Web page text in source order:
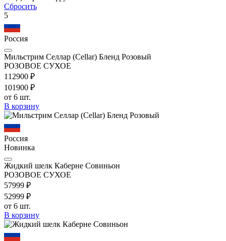
Сбросить
5
Россия
Мильстрим Селлар (Cellar) Бленд Розовый
РОЗОВОЕ СУХОЕ
112900 ₽
101900 ₽
от 6 шт.
В корзину
Россия
Новинка
Жидкий шелк Каберне Совиньон
РОЗОВОЕ СУХОЕ
57999 ₽
52999 ₽
от 6 шт.
В корзину